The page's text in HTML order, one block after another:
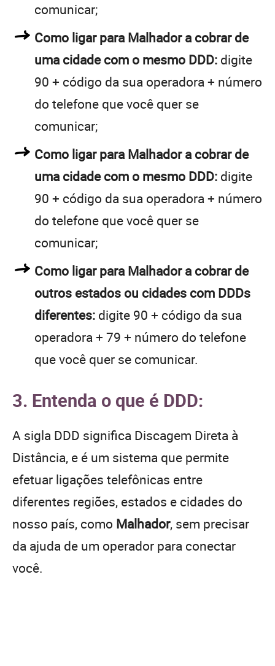
comunicar;
Como ligar para Malhador a cobrar de
uma cidade com o mesmo DDD: digite
90 + código da sua operadora + número
do telefone que você quer se
comunicar;
Como ligar para Malhador a cobrar de
uma cidade com o mesmo DDD: digite
90 + código da sua operadora + número
do telefone que você quer se
comunicar;
Como ligar para Malhador a cobrar de
outros estados ou cidades com DDDs
diferentes: digite 90 + código da sua
operadora + 79 + número do telefone
que você quer se comunicar.
3. Entenda o que é DDD:
A sigla DDD significa Discagem Direta à
Distância, e é um sistema que permite
efetuar ligações telefônicas entre
diferentes regiões, estados e cidades do
nosso país, como Malhador, sem precisar
da ajuda de um operador para conectar
você.